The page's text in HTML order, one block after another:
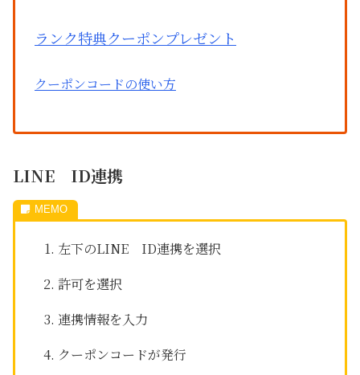
ランク特典クーポンプレゼント
クーポンコードの使い方
LINE ID連携
左下のLINE ID連携を選択
許可を選択
連携情報を入力
クーポンコードが発行